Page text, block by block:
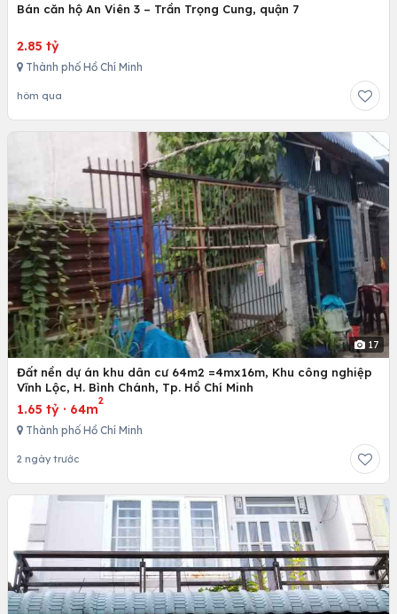
Bán căn hộ An Viên 3 – Trần Trọng Cung, quận 7
2.85 tỷ
Thành phố Hồ Chí Minh
hôm qua
17
Đất nền dự án khu dân cư 64m2 =4mx16m, Khu công nghiệp
Vĩnh Lộc, H. Bình Chánh, Tp. Hồ Chí Minh
1.65 tỷ · 64m
2
Thành phố Hồ Chí Minh
2 ngày trước